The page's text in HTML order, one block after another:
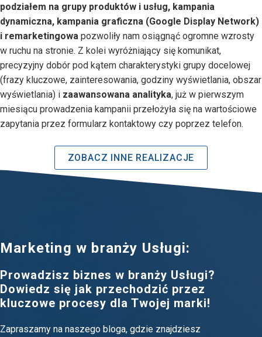
podziałem na grupy produktów i usług, kampania
dynamiczna, kampania graficzna (Google Display Network)
i remarketingowa pozwoliły nam osiągnąć ogromne wzrosty
w ruchu na stronie. Z kolei wyróżniający się komunikat,
precyzyjny dobór pod kątem charakterystyki grupy docelowej
(frazy kluczowe, zainteresowania, godziny wyświetlania, obszar
wyświetlania) i zaawansowana analityka, już w pierwszym
miesiącu prowadzenia kampanii przełożyła się na wartościowe
zapytania przez formularz kontaktowy czy poprzez telefon.
ZOBACZ INNE REALIZACJE
Marketing w branży Usługi:
Prowadzisz biznes w branży Usługi?
Dowiedz się jak przechodzić przez
kluczowe procesy dla Twojej marki!
Zapraszamy na naszego bloga, gdzie znajdziesz